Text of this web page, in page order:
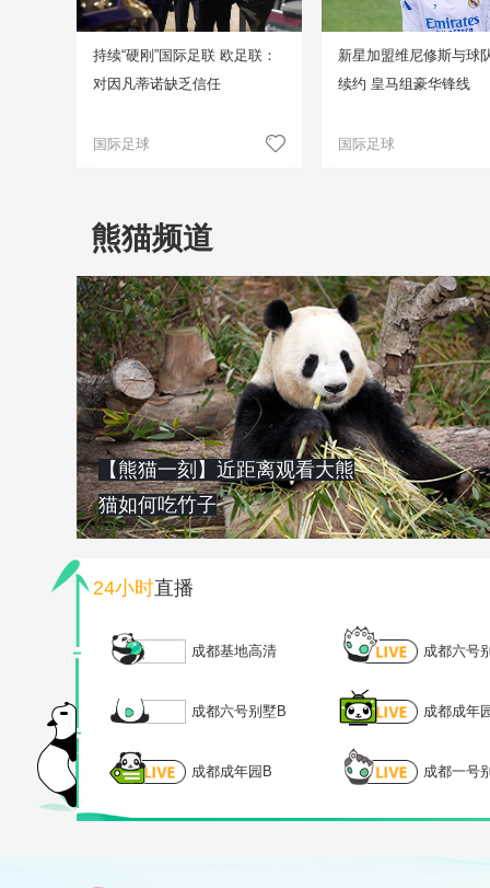
持续“硬刚”国际足联 欧足联：
对因凡蒂诺缺乏信任
国际足球
新星加盟维尼修斯与球
续约 皇马组豪华锋线
国际足球
熊猫频道
【熊猫一刻】近距离观看大熊
猫如何吃竹子
24小时直播
成都基地高清 成都六号
成都六号别墅B 成都成年
成都成年园B 成都一号